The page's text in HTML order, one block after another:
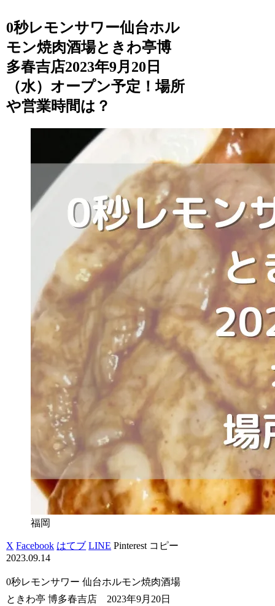
0秒レモンサワー仙台ホル
モン焼肉酒場ときわ亭博
多春吉店2023年9月20日
（水）オープン予定！場所
や営業時間は？
福岡
X Facebook はてブ LINE Pinterest コピー
2023.09.14
0秒レモンサワー 仙台ホルモン焼肉酒場
ときわ亭 博多春吉店 2023年9月20日